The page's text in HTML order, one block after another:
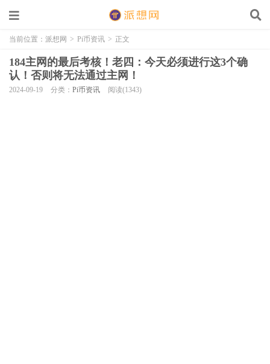
当前位置： 派想网 > Pi币资讯 > 正文
184主网的最后考核！老四：今天必须进行这3个确
认！否则将无法通过主网！
2024-09-19 分类： Pi币资讯 阅读(1343)